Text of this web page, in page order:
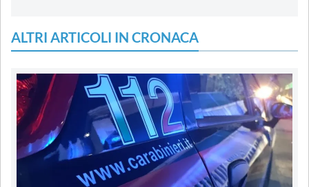
ALTRI ARTICOLI IN CRONACA